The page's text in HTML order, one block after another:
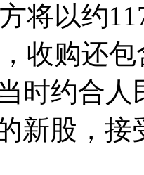
将以约
收购还
时约合
新股，接